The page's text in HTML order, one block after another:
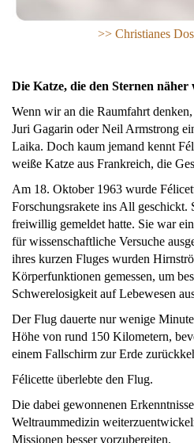
>> Christianes
Die Katze, die den Sternen
Wenn wir an die Raumfahrt
Juri Gagarin oder Neil Armstrong
Laika. Doch kaum jemand kennt
weiße Katze aus Frankreich, die
Am 18. Oktober 1963 wurde
Forschungsrakete ins All
freiwillig gemeldet hatte. Sie war
für wissenschaftliche Versuche
ihres kurzen Fluges wurden
Körperfunktionen gemessen, um
Schwerelosigkeit auf Lebewesen
Der Flug dauerte nur wenige
Höhe von rund 150 Kilometern,
einem Fallschirm zur Erde
Félicette überlebte den Flug.
Die dabei gewonnenen
Weltraummedizin
Missionen besser vorzubereiten.